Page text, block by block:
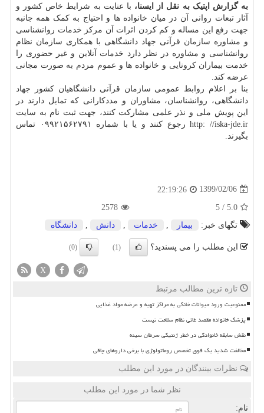
به گزارش اپتیک به نقل از ایسنا، با عنایت به شرایط خاص کشور و
آثار تبعات روانی آن در میان خانواده ها و احتیاج به کمک همه جانبه
جهت رفع این مساله و کم کردن اثرات آن مرکز خدمات روانشناسی
و مشاوره سازمان قرآنی جهاد دانشگاهی با همکاری سازمان نظام
روانشناسی و مشاوره در نظر دارد خدمات آنلاین و غیر حضوری را
خدمت بیماران کرونایی و خانواده ها و عموم مردم به صورت مجانی
عرضه کند.
بنا بر اعلام روابط عمومی سازمان قرآنی دانشگاهیان کشور جهاد
دانشگاهی، روانشناسان، مشاوران و مددکارانی که تمایل دارند در
این پویش ملی و نذر علمی مشارکت کنند، جهت ثبت نام به سایت
http: //iska-jde.ir رجوع کنند و یا با شماره ۰۹۹۲۱۵۶۲۷۹۱ تماس
بگیرند.
1399/02/06
22:19:26
5.0
/
5
2578
تگهای خبر:
بیمار خدمات دانش دانشگاه
این مطلب را می پسندید؟ (1)
(0)
X
تازه ترین مطالب مرتبط
ممنوعیت ورود حیوانات خانگی به مراکز تهیه و عرضه مواد غذایی
پزشک خانواده مقصد غائی نظام سلامت نیست
نقش سابقه خانوادگی در خطر ژنتیکی سرطان سینه
مخالفت شدید یک فوق تخصص روماتولوژی با برخی داروهای چاقی
نظرات بینندگان در مورد این مطلب
نظر شما در مورد این مطلب
نام: